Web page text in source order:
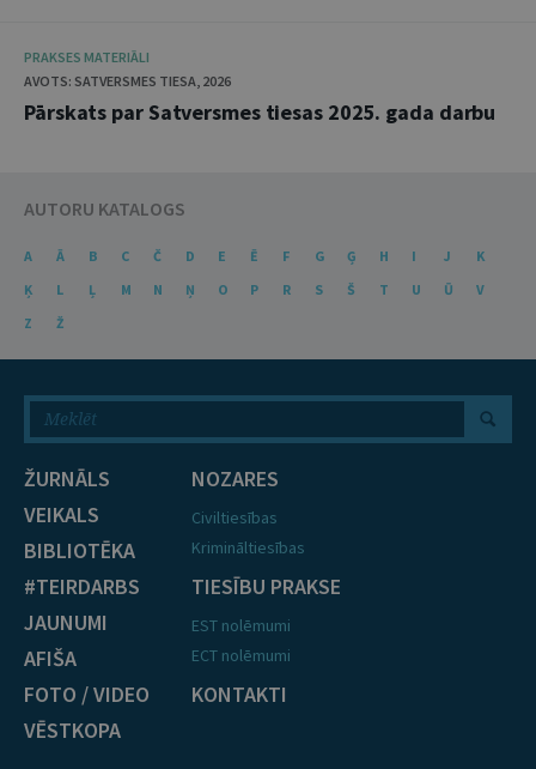
PRAKSES MATERIĀLI
AVOTS: SATVERSMES TIESA, 2026
Pārskats par Satversmes tiesas 2025. gada darbu
AUTORU KATALOGS
A Ā B C Č D E Ē F G Ģ H I J
K
Ķ
L Ļ M N Ņ O P R S Š T U Ū
V
Z
Ž
ŽURNĀLS
VEIKALS
BIBLIOTĒKA
#TEIRDARBS
JAUNUMI
AFIŠA
FOTO / VIDEO
VĒSTKOPA
NOZARES
Civiltiesības
Krimināltiesības
TIESĪBU PRAKSE
EST nolēmumi
ECT nolēmumi
KONTAKTI